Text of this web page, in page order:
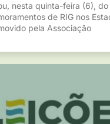
nesta quinta-feira (6),
de RIG nos
pela Associação